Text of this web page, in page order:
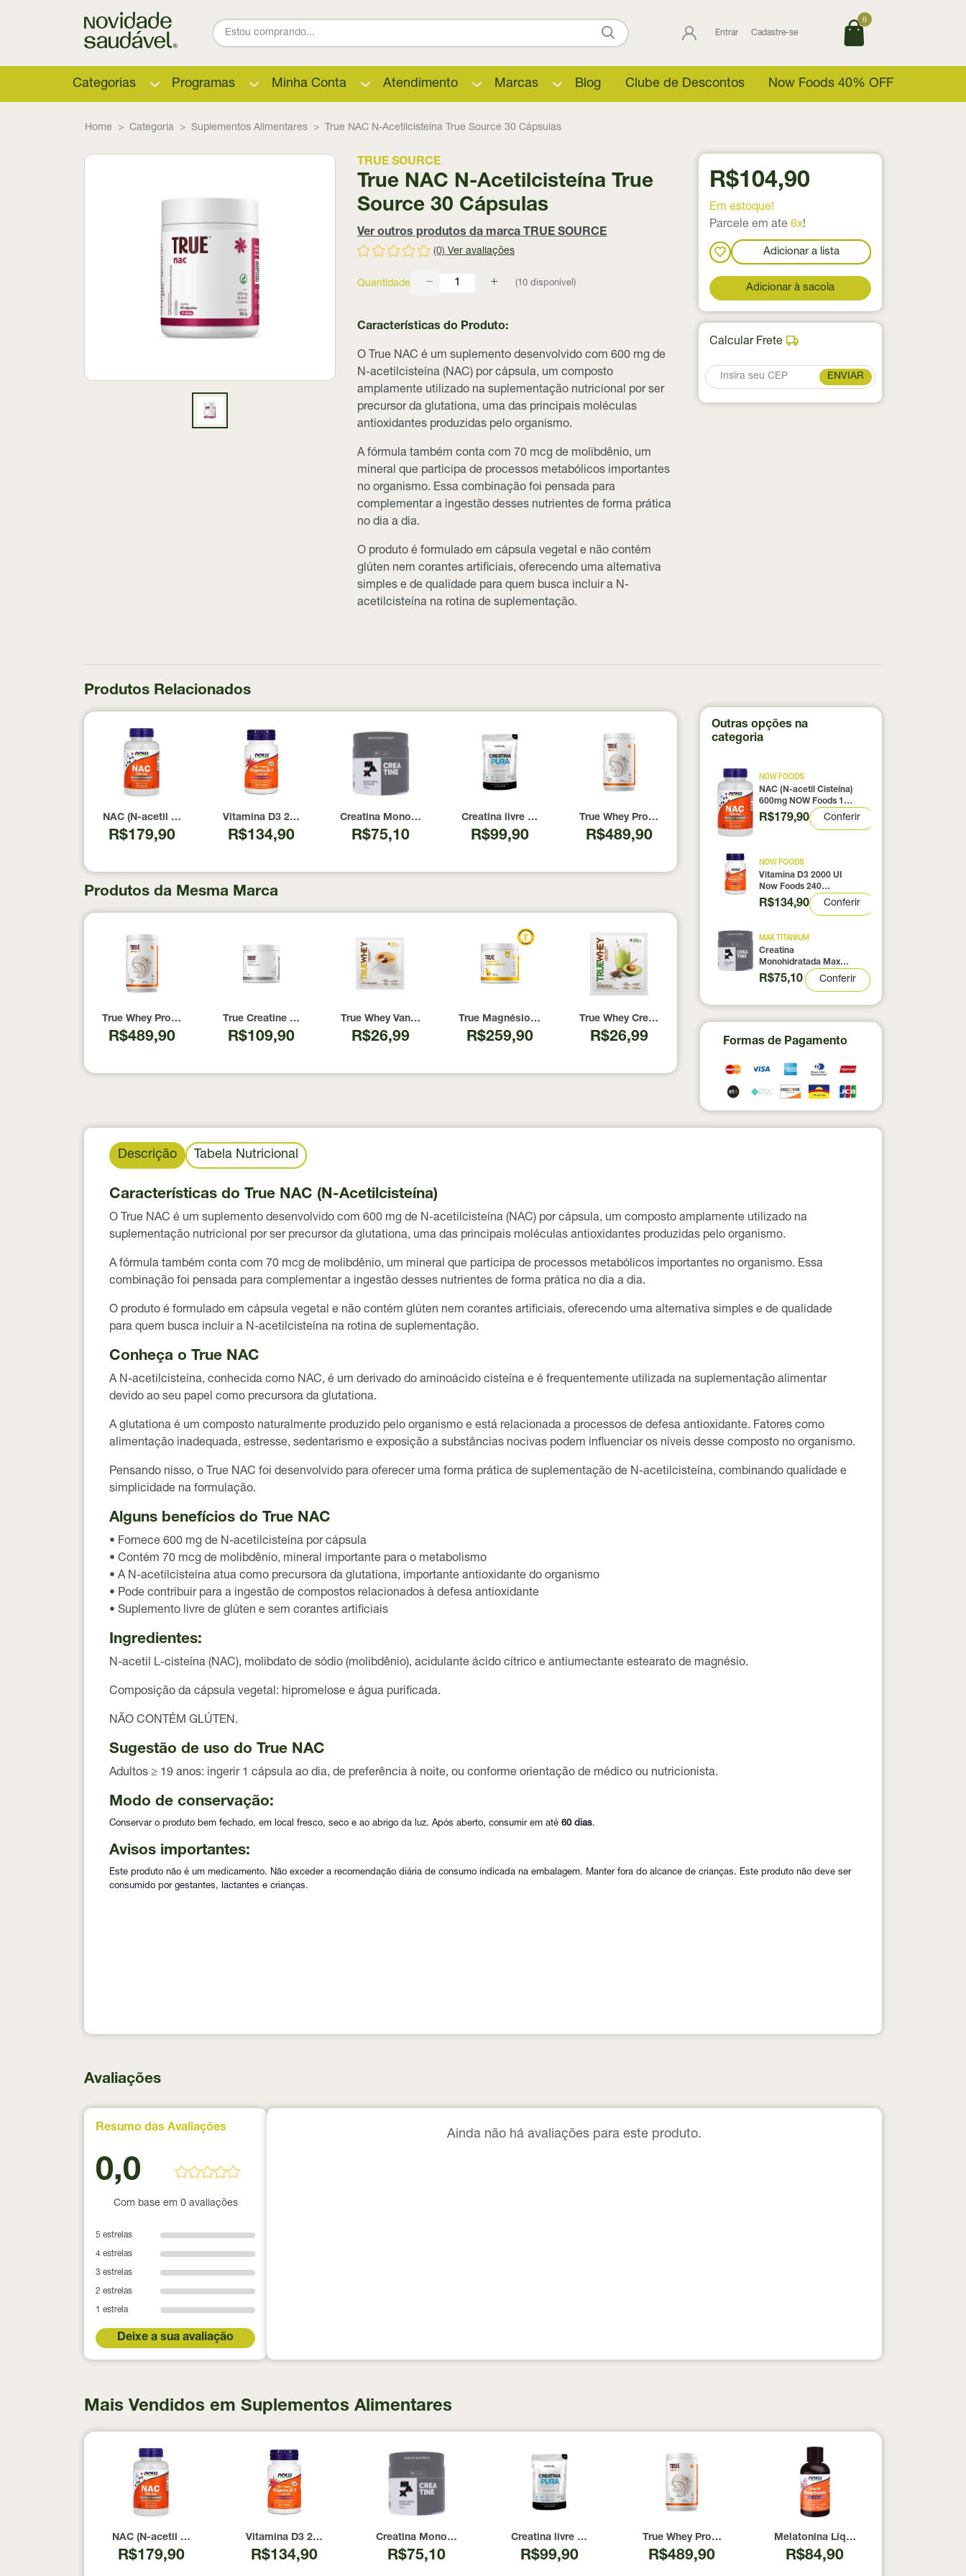
Entrar Cadastre-se
0
Categorias Programas Minha Conta Atendimento Marcas Blog Clube de Descontos Now Foods 40% OFF
Home Categoria Suplementos Alimentares True NAC N-Acetilcisteína True Source 30 Cápsulas
TRUE SOURCE
True NAC N-Acetilcisteína True
Source 30 Cápsulas
Ver outros produtos da marca TRUE SOURCE
(0) Ver avaliações
Quantidade (10 disponível)
Características do Produto:
O True NAC é um suplemento desenvolvido com 600 mg de
N-acetilcisteína (NAC) por cápsula, um composto
amplamente utilizado na suplementação nutricional por ser
precursor da glutationa, uma das principais moléculas
antioxidantes produzidas pelo organismo.
A fórmula também conta com 70 mcg de molibdênio, um
mineral que participa de processos metabólicos importantes
no organismo. Essa combinação foi pensada para
complementar a ingestão desses nutrientes de forma prática
no dia a dia.
O produto é formulado em cápsula vegetal e não contém
glúten nem corantes artificiais, oferecendo uma alternativa
simples e de qualidade para quem busca incluir a N-
acetilcisteína na rotina de suplementação.
R$104,90
Em estoque!
Parcele em ate 6x!
Adicionar a lista
Adicionar à sacola
Calcular Frete
ENVIAR
Produtos Relacionados
NAC (N-acetil Cisteína) 600mg NOW Foods 100 Cápsulas
R$179,90
Vitamina D3 2000 UI Now Foods 240 Cápsulas
R$134,90
Creatina Monohidratada Max Titanium 300g
R$75,10
Creatina livre de metais pesados 100% pura com Laudo 300g Neobody Nutrition
R$99,90
True Whey Protein Coconut Icecream True Source 837g
R$489,90
Produtos da Mesma Marca
True Whey Protein Coconut Icecream True Source 837g
R$489,90
True Creatine 100% Pure True Source 300g
R$109,90
True Whey Vanilla Creme Brulee True Source Sachê 32g
R$26,99
True Magnésio Inositol Relief Maracujá 3.0 True Source 350g
R$259,90
True Whey Creme de Abacate com Nibs de Cacau True Source Sachê 32g
R$26,99
Outras opções na
categoria
NOW FOODS
NAC (N-acetil Cisteína)
600mg NOW Foods 100
Cápsulas
R$179,90 Conferir
NOW FOODS
Vitamina D3 2000 UI
Now Foods 240
Cápsulas
R$134,90 Conferir
MAX TITANIUM
Creatina
Monohidratada Max
Titanium 300g
R$75,10 Conferir
Formas de Pagamento
Descrição Tabela Nutricional
Características do True NAC (N-Acetilcisteína)
O True NAC é um suplemento desenvolvido com 600 mg de N-acetilcisteína (NAC) por cápsula, um composto amplamente utilizado na
suplementação nutricional por ser precursor da glutationa, uma das principais moléculas antioxidantes produzidas pelo organismo.
A fórmula também conta com 70 mcg de molibdênio, um mineral que participa de processos metabólicos importantes no organismo. Essa
combinação foi pensada para complementar a ingestão desses nutrientes de forma prática no dia a dia.
O produto é formulado em cápsula vegetal e não contém glúten nem corantes artificiais, oferecendo uma alternativa simples e de qualidade
para quem busca incluir a N-acetilcisteína na rotina de suplementação.
Conheça o True NAC
A N-acetilcisteína, conhecida como NAC, é um derivado do aminoácido cisteína e é frequentemente utilizada na suplementação alimentar
devido ao seu papel como precursora da glutationa.
A glutationa é um composto naturalmente produzido pelo organismo e está relacionada a processos de defesa antioxidante. Fatores como
alimentação inadequada, estresse, sedentarismo e exposição a substâncias nocivas podem influenciar os níveis desse composto no organismo.
Pensando nisso, o True NAC foi desenvolvido para oferecer uma forma prática de suplementação de N-acetilcisteína, combinando qualidade e
simplicidade na formulação.
Alguns benefícios do True NAC
• Fornece 600 mg de N-acetilcisteína por cápsula
• Contém 70 mcg de molibdênio, mineral importante para o metabolismo
• A N-acetilcisteína atua como precursora da glutationa, importante antioxidante do organismo
• Pode contribuir para a ingestão de compostos relacionados à defesa antioxidante
• Suplemento livre de glúten e sem corantes artificiais
Ingredientes:
N-acetil L-cisteína (NAC), molibdato de sódio (molibdênio), acidulante ácido cítrico e antiumectante estearato de magnésio.
Composição da cápsula vegetal: hipromelose e água purificada.
NÃO CONTÉM GLÚTEN.
Sugestão de uso do True NAC
Adultos ≥ 19 anos: ingerir 1 cápsula ao dia, de preferência à noite, ou conforme orientação de médico ou nutricionista.
Modo de conservação:
Conservar o produto bem fechado, em local fresco, seco e ao abrigo da luz. Após aberto, consumir em até 60 dias.
Avisos importantes:
Este produto não é um medicamento. Não exceder a recomendação diária de consumo indicada na embalagem. Manter fora do alcance de crianças. Este produto não deve ser
consumido por gestantes, lactantes e crianças.
Avaliações
Resumo das Avaliações
0,0
Com base em 0 avaliações
5 estrelas
4 estrelas
3 estrelas
2 estrelas
1 estrela
Deixe a sua avaliação
Ainda não há avaliações para este produto.
Mais Vendidos em Suplementos Alimentares
NAC (N-acetil Cisteína) 600mg NOW Foods 100 Cápsulas
R$179,90
Vitamina D3 2000 UI Now Foods 240 Cápsulas
R$134,90
Creatina Monohidratada Max Titanium 300g
R$75,10
Creatina livre de metais pesados 100% pura com Laudo 300g Neobody Nutrition
R$99,90
True Whey Protein Coconut Icecream True Source 837g
R$489,90
Melatonina Líquida Now Foods 59ml
R$84,90